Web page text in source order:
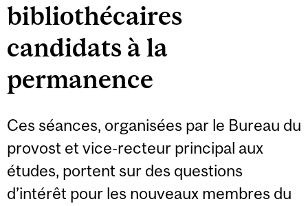
bibliothécaires
candidats à la
permanence
Ces séances, organisées par le Bureau du
provost et vice-recteur principal aux
études, portent sur des questions
d’intérêt pour les nouveaux membres du